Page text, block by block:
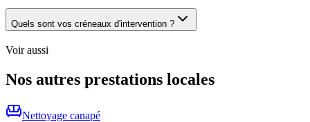
Quels sont vos créneaux d'intervention ?
Voir aussi
Nos autres prestations locales
Nettoyage canapé